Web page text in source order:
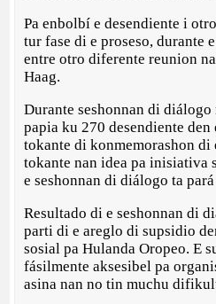
Pa enbolbí e desendiente i
tur fase di e proseso, durante
entre otro diferente reunion
Haag.
Durante seshonnan di diálogo
papia ku 270 desendiente
tokante di konmemorashon di
tokante nan idea pa inisiativa
e seshonnan di diálogo ta
Resultado di e seshonnan di
parti di e areglo di supsidio
sosial pa Hulanda Oropeo. E
fásilmente aksesibel pa
asina nan no tin muchu